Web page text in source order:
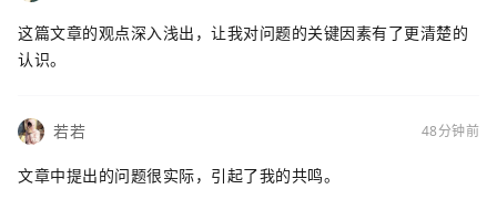
这篇文章的观点深入浅出，让我对问题的关键因素有了更清楚的
认识。
若若 48分钟前
文章中提出的问题很实际，引起了我的共鸣。